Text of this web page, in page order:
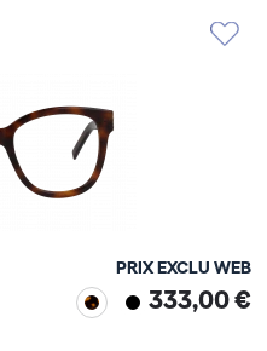
PRIX EXCLU WEB
333,00 €